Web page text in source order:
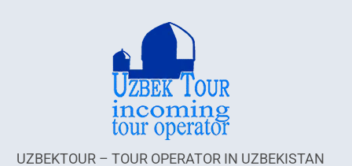
UZBEKTOUR – TOUR OPERATOR IN UZBEKISTAN